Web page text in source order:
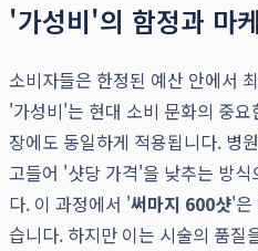
'가성비'의 함정과 마
소비자들은 한정된 예산 안에서
'가성비'는 현대 소비 문화의 중
장에도 동일하게 적용됩니다. 병
고들어 '샷당 가격'을 낮추는 방
다. 이 과정에서 '써마지 600샷'은
습니다. 하지만 이는 시술의 품질